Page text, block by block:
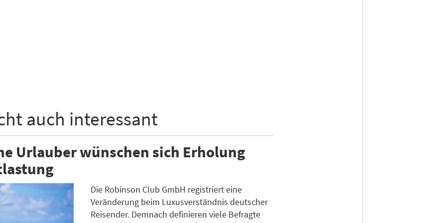
auch interessant
Urlauber wünschen sich Erholung
Die Robinson Club GmbH registriert eine
Veränderung beim Luxusverständnis deutscher
Reisender. Demnach definieren viele Befragte